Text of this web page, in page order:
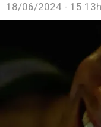
18/06/2024 -